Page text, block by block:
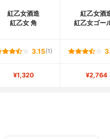
紅乙女酒造
紅乙女 角
紅乙女酒
紅乙女ゴー
3.15(1)
¥1,320 ¥2,764